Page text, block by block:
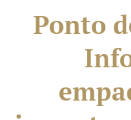
Ponto